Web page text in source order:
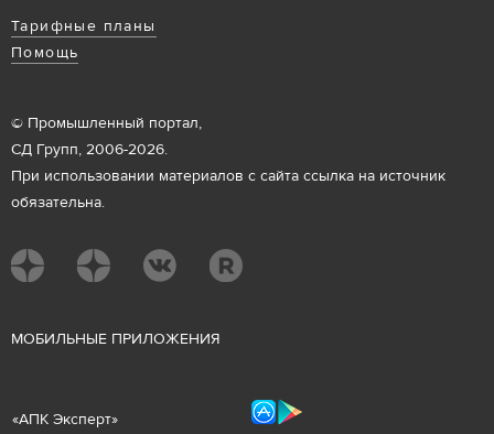
Тарифные планы
Помощь
© Промышленный портал,
СД Групп, 2006-2026.
При использовании материалов с сайта ссылка на источник
обязательна.
МОБИЛЬНЫЕ ПРИЛОЖЕНИЯ
«АПК Эксперт»